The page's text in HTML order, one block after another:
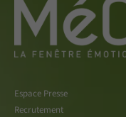
Espace Presse
Recrutement